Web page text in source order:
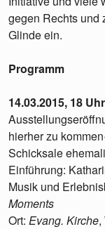
gegen Rechts und
Glinde ein.
Programm
14.03.2015, 18 Uhr
hierher zu
Schicksale
Einführung:
Musik und
Moments
Ort: Evang. Kirche,